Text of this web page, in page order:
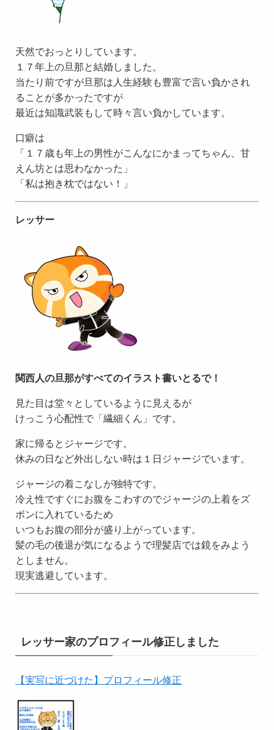
天然でおっとりしています。
１７年上の旦那と結婚しました。
当たり前ですが旦那は人生経験も豊富で言い負かされ
ることが多かったですが
最近は知識武装もして時々言い負かしています。
口癖は
「１７歳も年上の男性がこんなにかまってちゃん、甘
えん坊とは思わなかった」
「私は抱き枕ではない！」
レッサー
関西人の旦那がすべてのイラスト書いとるで！
見た目は堂々としているように見えるが
けっこう心配性で「繊細くん」です。
家に帰るとジャージです。
休みの日など外出しない時は１日ジャージでいます。
ジャージの着こなしが独特です。
冷え性ですぐにお腹をこわすのでジャージの上着をズ
ボンに入れているため
いつもお腹の部分が盛り上がっています。
髪の毛の後退が気になるようで理髪店では鏡をみよう
としません。
現実逃避しています。
レッサー家のプロフィール修正しました
【実写に近づけた】プロフィール修正